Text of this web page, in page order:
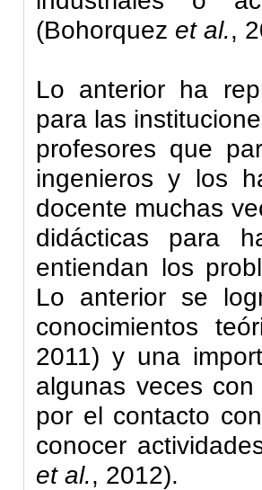
(Bohorquez et al.,
Lo anterior ha
para las
profesores que
ingenieros y los
docente muchas
didácticas para
entiendan los
Lo anterior se
conocimientos
2011) y una
algunas veces
por el contacto
conocer
et al., 2012).